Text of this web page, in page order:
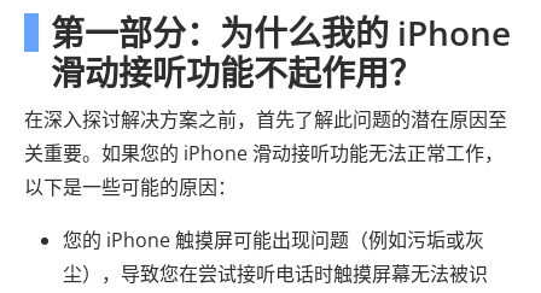
第一部分：为什么我的 iPhone
滑动接听功能不起作用？
在深入探讨解决方案之前，首先了解此问题的潜在原因至
关重要。如果您的 iPhone 滑动接听功能无法正常工作，
以下是一些可能的原因：
您的 iPhone 触摸屏可能出现问题（例如污垢或灰
尘），导致您在尝试接听电话时触摸屏幕无法被识